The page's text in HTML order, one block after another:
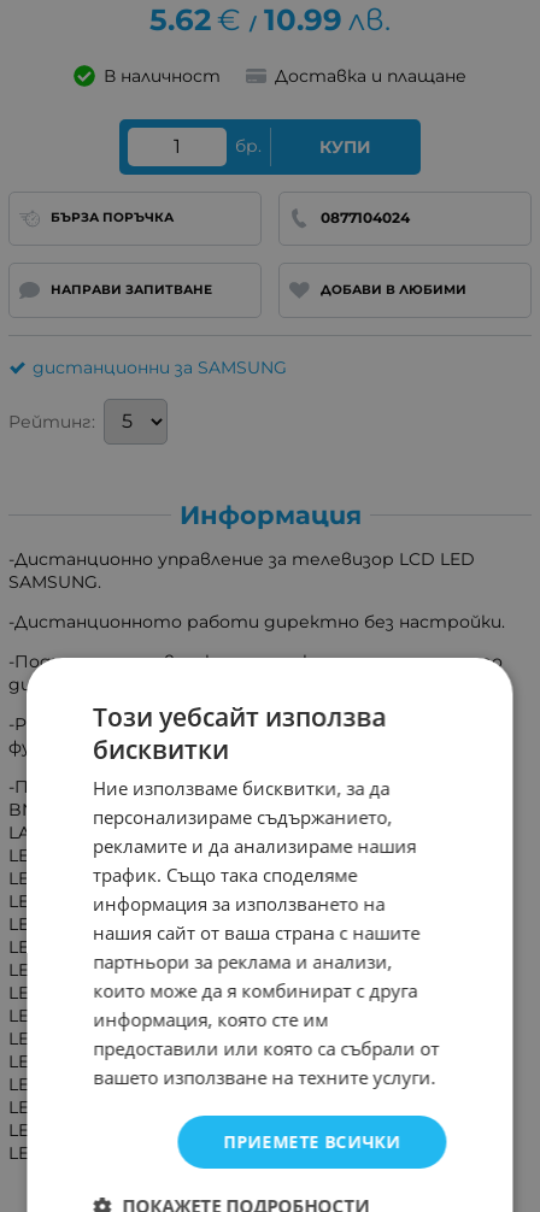
5.62€ / 10.99 лв.
В наличност Доставка и плащане
бр. КУПИ
БЪРЗА ПОРЪЧКА 0877104024
НАПРАВИ ЗАПИТВАНЕ ДОБАВИ В ЛЮБИМИ
дистанционни за SAMSUNG
Рейтинг:
Информация
-Дистанционно управление за телевизор LCD LED
SAMSUNG.
-Дистанционното работи директно без настройки.
-Подходящо e за всички модели които имат същото
дистанционно.
-Работи и за всички модели които имат същите
функции на клавиатурата.
-Подходящо и за:: SAMSUNG BN59-00684A, BN59-0684A,
BN5900684A, LA32A550P1R, LA37A550P1R, LA40A550P1R,
LA40A650A1R, LA46A550P1R, LA46A650A1R, LA52A650A1R,
LE19A650A1/XBT, LE19A650A1/XUA, LE26A330J1/XXC,
LE26A330J1/XXH, LE26A336J1D/XXC, LE26A450C1/XAS,
LE26A450C1/XBT, LE26A450C1/XRU, LE26A450C1/XUA,
LE26A450C1/XXC, LE26A450C1/XXH, LE26A450C2/XAS,
LE26A450C2/XBT, LE26A450C2/XCS, LE26A450C2/XRU,
LE26A450C2/XUA, LE26A450C2/XXC, LE26A450C2/XXH,
LE32A330J1N/XXC, LE32A436T1DLE32A450C2/XRU,
LE32A450C2/XUA, LE32A450C2/XXH, LE32A451C1/XRU,
LE32A451C1/XUA, LE32A451C1/XXC, LE32A451C1/XXH,
LE32A451C1/XXU, LE32A454C1/XRU, LE32A454C1/XUA,
LE32A454C1/XXH, LE32A455C1C/XXE, LE32A455C1D/XBT,
LE32A455C1D/XXH, LE32A455C1D/XXU, LE32A456C2C/XXE,
LE32A553P4R/XXC, LE37A457C1C/XXE, LE37A556P1F/XXU,
LE37A557P2C/XXE
Този уебсайт използва
бисквитки
Ние използваме бисквитки, за да
персонализираме съдържанието,
рекламите и да анализираме нашия
трафик. Също така споделяме
информация за използването на
нашия сайт от ваша страна с нашите
партньори за реклама и анализи,
които може да я комбинират с друга
информация, която сте им
предоставили или която са събрали от
вашето използване на техните услуги.
ПРИЕМЕТЕ ВСИЧКИ
ПОКАЖЕТЕ ПОДРОБНОСТИ